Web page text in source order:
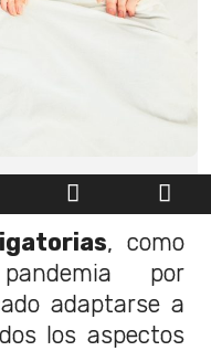
, como
por
adaptarse a
los aspectos